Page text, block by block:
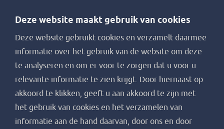
Deze website maakt gebruik van cookies
Deze website gebruikt cookies en verzamelt daarmee
informatie over het gebruik van de website om deze
te analyseren en om er voor te zorgen dat u voor u
relevante informatie te zien krijgt. Door hiernaast op
akkoord te klikken, geeft u aan akkoord te zijn met
het gebruik van cookies en het verzamelen van
informatie aan de hand daarvan, door ons en door